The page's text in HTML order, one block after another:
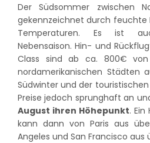
Der Südsommer zwischen
gekennzeichnet durch feuchte
Temperaturen. Es ist
Nebensaison. Hin- und
Class sind ab ca. 800€
nordamerikanischen Städten
Südwinter und der
Preise jedoch sprunghaft an
August ihren Höhepunkt.
kann dann von Paris aus
Angeles und San Francisco aus